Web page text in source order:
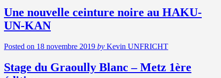
Une nouvelle ceinture noire au HAKU-
UN-KAN
Posted on 18 novembre 2019 by Kevin UNFRICHT
Stage du Graoully Blanc – Metz 1ère